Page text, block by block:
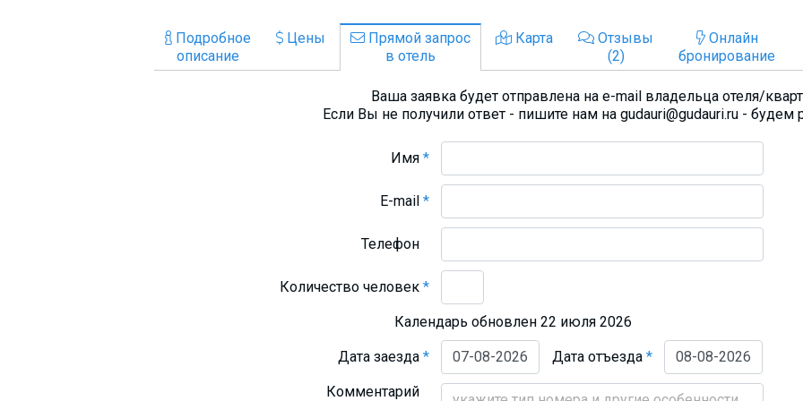
Подробное
описание
Цены
Прямой запрос
в отель
Карта
Отзывы
(2)
Онлайн
бронирование
Ваша заявка будет отправлена на e-mail владельца отеля/
Если Вы не получили ответ - пишите нам на gudauri@gudauri.ru - будем
Имя*
E-mail*
Телефон
Количество человек*
Календарь обновлен 22 июля 2026
Дата заезда* Дата отъезда*
Комментарий